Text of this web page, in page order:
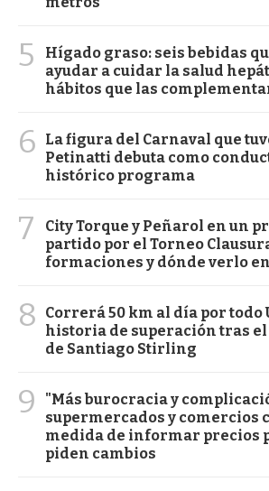
5
Hígado graso: seis bebidas
ayudar a cuidar la salud
hábitos que las
6
La figura del Carnaval que
Petinatti debuta como
histórico programa
7
City Torque y Peñarol en un
partido por el Torneo
formaciones y dónde verlo
8
Correrá 50 km al día por todo
historia de superación tras
de Santiago Stirling
9
"Más burocracia y
supermercados y comercios
medida de informar precios
piden cambios